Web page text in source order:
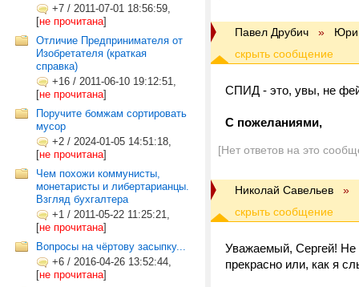
+7 / 2011-07-01 18:56:59,
[не прочитана]
Отличие Предпринимателя от
Изобретателя (краткая
справка)
+16 / 2011-06-10 19:12:51,
[не прочитана]
Поручите бомжам сортировать
мусор
+2 / 2024-01-05 14:51:18,
[не прочитана]
Чем похожи коммунисты,
монетаристы и либертарианцы.
Взгляд бухгалтера
+1 / 2011-05-22 11:25:21,
[не прочитана]
Вопросы на чёртову засыпку...
+6 / 2016-04-26 13:52:44,
[не прочитана]
Павел Друбич »
CПИД - это, увы, не
С пожеланиями,
[Нет ответов на это
Николай Савельев »
Уважаемый, Сергей! Не
прекрасно или, как я